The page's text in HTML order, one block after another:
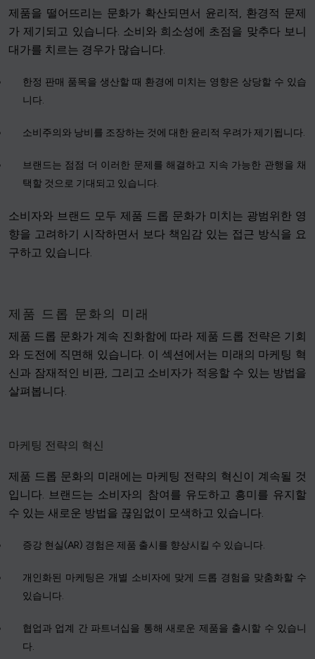
제품을 떨어뜨리는 문화가 확산되면서 윤리적, 환경적 문제
가 제기되고 있습니다. 소비와 희소성에 초점을 맞추다 보니
대가를 치르는 경우가 많습니다.
한정 판매 품목을 생산할 때 환경에 미치는 영향은 상당할 수 있습
니다.
소비주의와 낭비를 조장하는 것에 대한 윤리적 우려가 제기됩니다.
브랜드는 점점 더 이러한 문제를 해결하고 지속 가능한 관행을 채
택할 것으로 기대되고 있습니다.
소비자와 브랜드 모두 제품 드롭 문화가 미치는 광범위한 영
향을 고려하기 시작하면서 보다 책임감 있는 접근 방식을 요
구하고 있습니다.
제품 드롭 문화의 미래
제품 드롭 문화가 계속 진화함에 따라 제품 드롭 전략은 기회
와 도전에 직면해 있습니다. 이 섹션에서는 미래의 마케팅 혁
신과 잠재적인 비판, 그리고 소비자가 적응할 수 있는 방법을
살펴봅니다.
마케팅 전략의 혁신
제품 드롭 문화의 미래에는 마케팅 전략의 혁신이 계속될 것
입니다. 브랜드는 소비자의 참여를 유도하고 흥미를 유지할
수 있는 새로운 방법을 끊임없이 모색하고 있습니다.
증강 현실(AR) 경험은 제품 출시를 향상시킬 수 있습니다.
개인화된 마케팅은 개별 소비자에 맞게 드롭 경험을 맞춤화할 수
있습니다.
협업과 업계 간 파트너십을 통해 새로운 제품을 출시할 수 있습니
다.